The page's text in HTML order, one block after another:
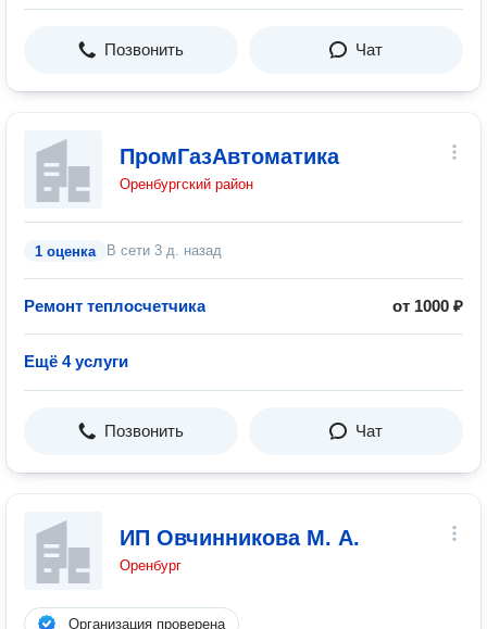
Позвонить Чат
ПромГазАвтоматика
Оренбургский район
1 оценка В сети 3 д. назад
Ремонт теплосчетчика от 1000 ₽
Ещё 4 услуги
Позвонить Чат
ИП Овчинникова М. А.
Оренбург
Организация проверена